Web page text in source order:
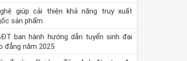
giúp cải thiện khả năng truy xuất
sản phẩm
ban hành hướng dẫn tuyển sinh đại
đẳng năm 2025